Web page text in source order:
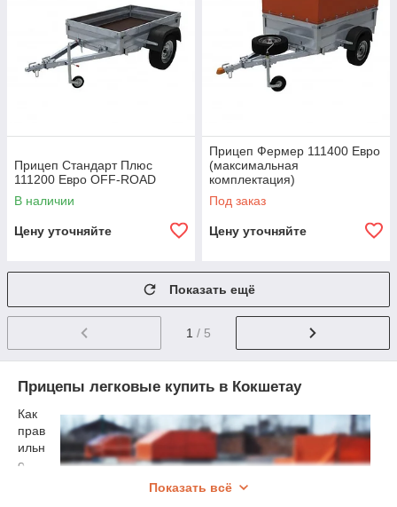
Прицеп Стандарт Плюс
111200 Евро OFF-ROAD
В наличии
Цену уточняйте
Прицеп Фермер 111400 Евро
(максимальная
комплектация)
Под заказ
Цену уточняйте
Показать ещё
1 / 5
Прицепы легковые купить в Кокшетау
Как
прав
ильн
о
Показать всё